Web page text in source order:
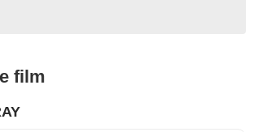
film